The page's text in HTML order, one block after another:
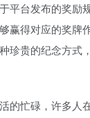
平台发布的奖励
赢得对应的奖牌
珍贵的纪念方式
的忙碌，许多人